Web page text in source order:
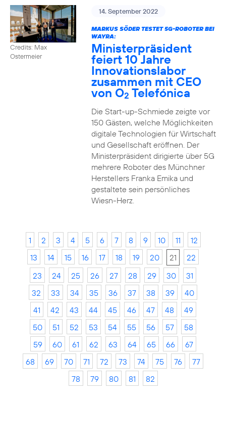
Credits: Max
Ostermeier
14. September 2022
MARKUS SÖDER TESTET 5G-ROBOTER BEI
WAYRA:
Ministerpräsident
feiert 10 Jahre
Innovationslabor
zusammen mit CEO
von O2 Telefónica
Die Start-up-Schmiede zeigte vor
150 Gästen, welche Möglichkeiten
digitale Technologien für Wirtschaft
und Gesellschaft eröffnen. Der
Ministerpräsident dirigierte über 5G
mehrere Roboter des Münchner
Herstellers Franka Emika und
gestaltete sein persönliches
Wiesn-Herz.
1 2 3 4 5 6 7 8 9 10 11
12
13
14 15 16 17 18 19 20 21
22
23
24 25 26 27 28 29 30
31
32
33 34 35 36 37 38 39
40
41
42 43 44 45 46 47 48
49
50
51 52 53 54 55 56 57
58
59
60 61 62 63 64 65 66
67
68
69 70 71 72 73 74 75 76
77
78
79 80 81 82